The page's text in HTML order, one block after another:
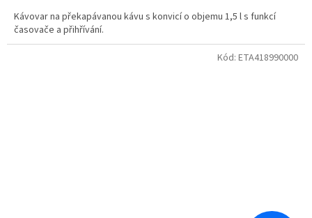
Kávovar na překapávanou kávu s konvicí o objemu 1,5 l s funkcí
časovače a přihřívání.
Kód: ETA418990000